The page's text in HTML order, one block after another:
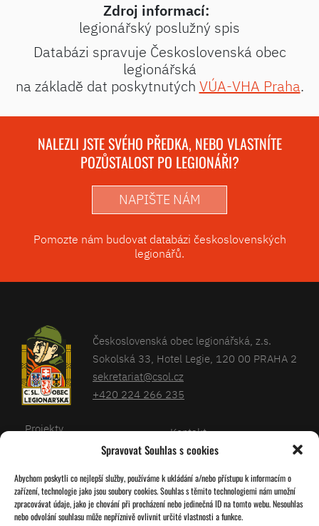
Spravovat Souhlas s cookies
Abychom poskytli co nejlepší služby, používáme k ukládání a/nebo přístupu k informacím o
zařízení, technologie jako jsou soubory cookies. Souhlas s těmito technologiemi nám umožní
zpracovávat údaje, jako je chování při procházení nebo jedinečná ID na tomto webu. Nesouhlas
nebo odvolání souhlasu může nepříznivě ovlivnit určité vlastnosti a funkce.
Zdroj informací:
legionářský poslužný spis
Databázi spravuje Československá obec
legionářská
na základě dat poskytnutých VÚA-VHA Praha.
NALEZLI JSTE SVÉHO PŘEDKA, NEBO VLASTNÍTE
POZŮSTALOST PO LEGIONÁŘI?
NAPIŠTE NÁM
Pomozte nám budovat databázi československých
legionářů.
Československá obec legionářská, z.s.
Sokolská 33, Hotel Legie, 120 00 PRAHA 2
sekretariat@csol.cz
+420 224 266 235
Projekty
Kalendář
O nás
Kontakt
Databáze legionářů
Pro členy
Zásady cookies